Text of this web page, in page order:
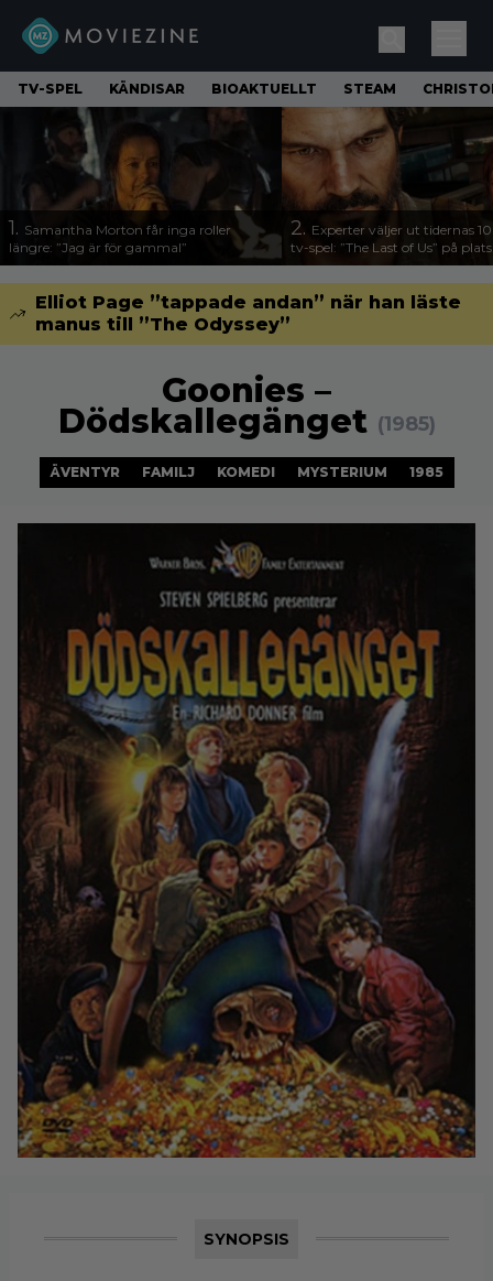
TV-SPEL KÄNDISAR BIOAKTUELLT STEAM
1. Samantha Morton får inga roller
längre: ”Jag är för gammal”
2. Experter väljer ut tidernas
tv-spel: ”The Last of Us” på
Elliot Page ”tappade andan” när han läste
manus till ”The Odyssey”
Goonies –
Dödskallegänget (1985)
ÄVENTYR FAMILJ KOMEDI MYSTERIUM 1985
SYNOPSIS